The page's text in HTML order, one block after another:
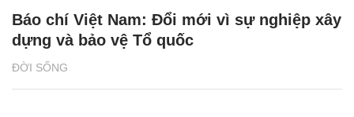
ĐỜI SỐNG
Báo chí Việt Nam: Đổi mới vì sự nghiệp xây
dựng và bảo vệ Tổ quốc